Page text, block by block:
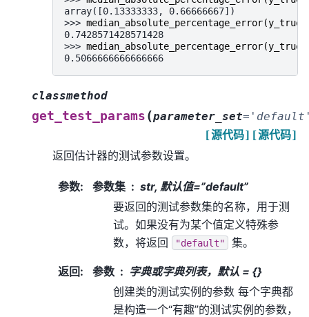
array([0.13333333, 0.66666667])
>>> median_absolute_percentage_error(y_true
0.7428571428571428
>>> median_absolute_percentage_error(y_true
0.5066666666666666
classmethod
get_test_params (parameter_set=
[源代码]
[源代码]
返回估计器的测试参数设置。
参数: 参数集
str, 默认值=”default”
要返回的测试参数集的名称，用于测
试。如果没有为某个值定义特殊参
数，将返回
"default" 集。
返回: 参数
字典或字典列表，默认 = {}
创建类的测试实例的参数 每个字典都
是构造一个“有趣”的测试实例的参数，